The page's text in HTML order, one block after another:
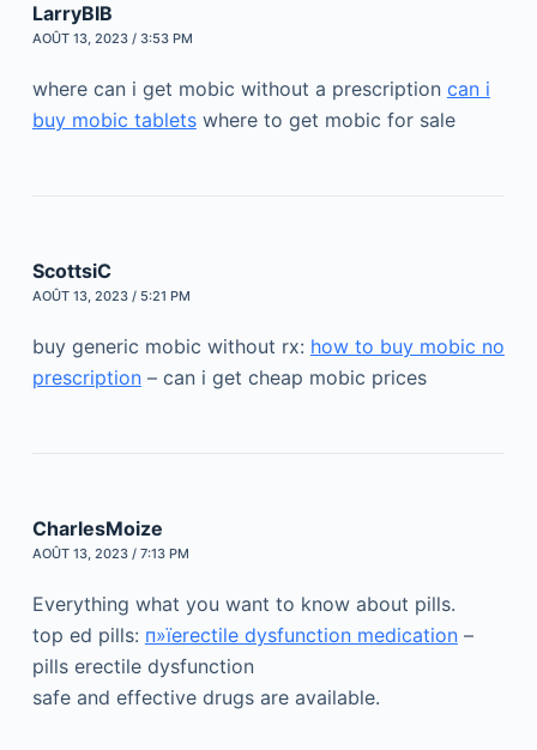
LarryBIB
AOÛT 13, 2023 / 3:53 PM
where can i get mobic without a prescription can i
buy mobic tabletswhere to get mobic for sale
ScottsiC
AOÛT 13, 2023 / 5:21 PM
buy generic mobic without rx: how to buy mobic no
prescription– can i get cheap mobic prices
CharlesMoize
AOÛT 13, 2023 / 7:13 PM
Everything what you want to know about pills.
top ed pills: п»їerectile dysfunction medication–
pills erectile dysfunction
safe and effective drugs are available.